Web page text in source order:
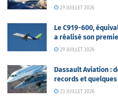
29 JUILLET 2026
Le C919-600,
a réalisé son
29 JUILLET 2026
Dassault Aviation :
records et
23 JUILLET 2026